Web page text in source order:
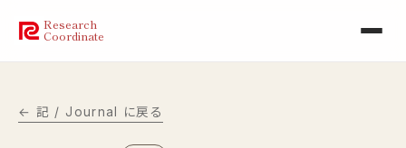
Research
Coordinate
← 記 / Journal に戻る